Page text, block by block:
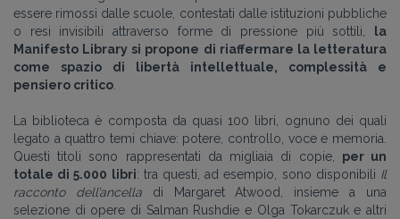
essere rimossi dalle scuole, contestati dalle istituzioni pubbliche
o resi invisibili attraverso forme di pressione più sottili,
la
Manifesto Library si propone di riaffermare la letteratura
come spazio di libertà intellettuale, complessità e
pensiero critico
La biblioteca è composta da quasi 100 libri, ognuno dei quali
legato a quattro temi chiave: potere, controllo, voce e memoria.
Questi titoli sono rappresentati da migliaia di copie, per un
totale di 5.000 libri: tra questi, ad esempio, sono disponibili Il
racconto dell’ancella di Margaret Atwood, insieme a una
selezione di opere di Salman Rushdie e Olga Tokarczuk e altri